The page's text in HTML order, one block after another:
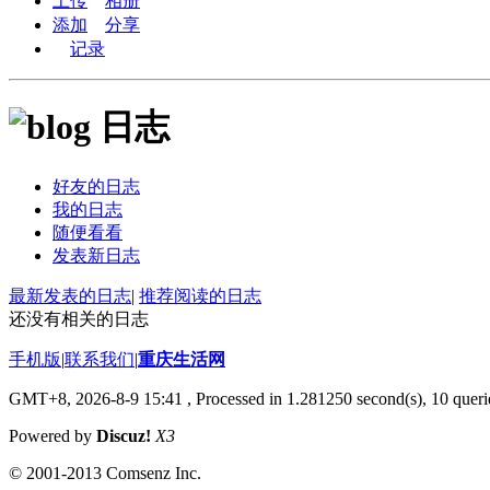
添加
分享
记录
日志
好友的日志
我的日志
随便看看
发表新日志
最新发表的日志| 推荐阅读的日志
还没有相关的日志
手机版|联系我们|重庆生活网
GMT+8, 2026-8-9 15:41 , Processed in 1.281250 second(s), 10
Powered by Discuz! X3
© 2001-2013 Comsenz Inc.